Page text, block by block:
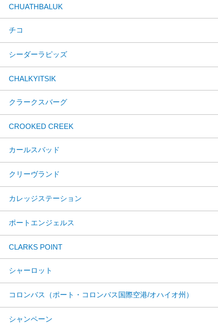
CHUATHBALUK
チコ
シーダーラピッズ
CHALKYITSIK
クラークスバーグ
CROOKED CREEK
カールスバッド
クリーヴランド
カレッジステーション
ポートエンジェルス
CLARKS POINT
シャーロット
コロンバス（ポート・コロンバス国際空港/オハイオ州）
シャンペーン